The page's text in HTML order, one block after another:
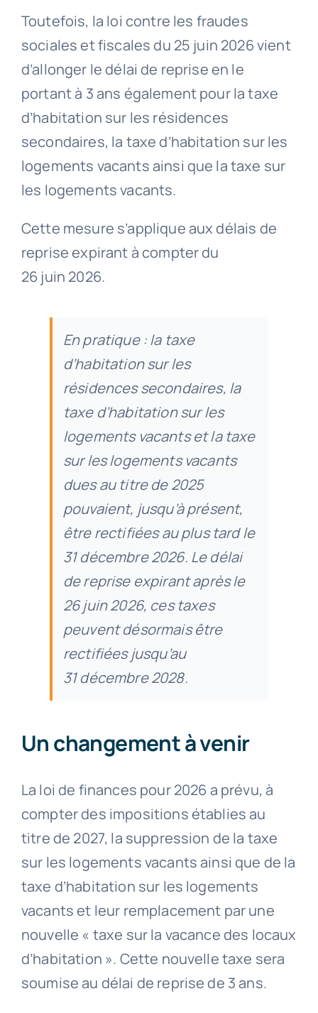
Toutefois, la loi contre les fraudes
sociales et fiscales du 25 juin 2026 vient
d’allonger le délai de reprise en le
portant à 3 ans également pour la taxe
d’habitation sur les résidences
secondaires, la taxe d’habitation sur les
logements vacants ainsi que la taxe sur
les logements vacants.
Cette mesure s’applique aux délais de
reprise expirant à compter du
26 juin 2026.
En pratique : la taxe
d’habitation sur les
résidences secondaires, la
taxe d’habitation sur les
logements vacants et la taxe
sur les logements vacants
dues au titre de 2025
pouvaient, jusqu’à présent,
être rectifiées au plus tard le
31 décembre 2026. Le délai
de reprise expirant après le
26 juin 2026, ces taxes
peuvent désormais être
rectifiées jusqu’au
31 décembre 2028.
Un changement à venir
La loi de finances pour 2026 a prévu, à
compter des impositions établies au
titre de 2027, la suppression de la taxe
sur les logements vacants ainsi que de la
taxe d’habitation sur les logements
vacants et leur remplacement par une
nouvelle « taxe sur la vacance des locaux
d’habitation ». Cette nouvelle taxe sera
soumise au délai de reprise de 3 ans.